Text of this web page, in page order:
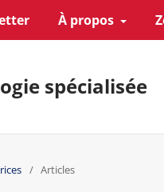
À propos
spécialisée
/ Articles